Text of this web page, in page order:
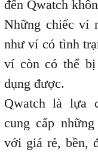
đến Qwatch
Những chiếc ví
như ví có tình
ví còn có thể bị
dụng được.
Qwatch là lựa
cung cấp
với giá rẻ, bền,